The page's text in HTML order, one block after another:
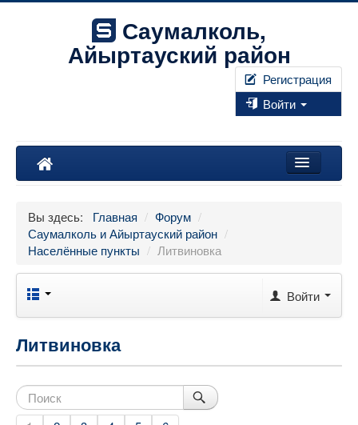
Саумалколь,
Айыртауский район
Регистрация
Войти
Форум
Фотографии
Правила
Вы здесь: Главная / Форум /
Саумалколь и Айыртауский район /
Населённые пункты / Литвиновка
Войти
Литвиновка